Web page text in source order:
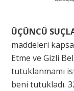
ÜÇÜNCÜ
maddeleri
Etme ve Gizli
tutuklanmamı
beni tutukladı.